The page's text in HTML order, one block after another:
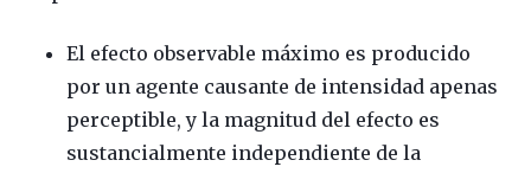
El efecto observable máximo es producido
por un agente causante de intensidad apenas
perceptible, y la magnitud del efecto es
sustancialmente independiente de la